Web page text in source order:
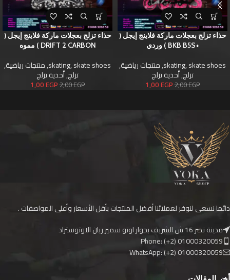
حذاء تزلج بعجلات ماركة فلاينج إيجل (
+BKB B5S ) وردي
skating,skate shoes
,منتجات رياضية,
تزلج,أحذية تزلج
2,00EGP
1,00EGP
حذاء تزلج بعجلات ماركة فلاينج إيجل (
DRIFT 2 CARBON ) مموه
skating,skate shoes
,منتجات رياضية,
تزلج,أحذية تزلج
2,00EGP
1,00EGP
دائما نسعى لنوفر لعملائنا أفضل المنتجات بأقل الأسعار وأعلى المواصفات .
مدينة نصر 16 ش الشريف بجوار اوتو سمير ريان الاوتوستراد
Phone: (+2) 01000320059
WhatsApp: (+2) 01000320059